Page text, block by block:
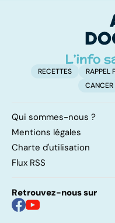
RECETTES RAPPEL
CANCER
Qui sommes-nous ?
Mentions légales
Charte d'utilisation
Flux RSS
Retrouvez-nous sur